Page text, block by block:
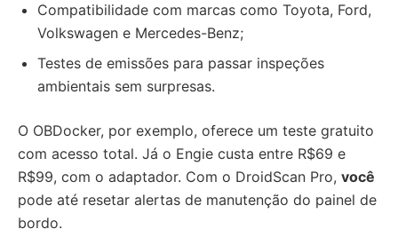
Compatibilidade com marcas como Toyota, Ford,
Volkswagen e Mercedes-Benz;
Testes de emissões para passar inspeções
ambientais sem surpresas.
O OBDocker, por exemplo, oferece um teste gratuito
com acesso total. Já o Engie custa entre R$69 e
R$99, com o adaptador. Com o DroidScan Pro, você
pode até resetar alertas de manutenção do painel de
bordo.